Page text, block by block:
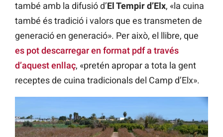
també amb la difusió d’El Tempir d’Elx, «la cuina
també és tradició i valors que es transmeten de
generació en generació». Per això, el llibre, que
es pot descarregar en format pdf a través
d’aquest enllaç, «pretén apropar a tota la gent
receptes de cuina tradicionals del Camp d’Elx».